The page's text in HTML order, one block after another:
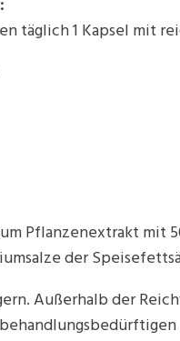
täglich 1 Kapsel mit
Pflanzenextrakt mit
der
Außerhalb der